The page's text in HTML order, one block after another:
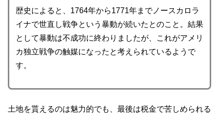
歴史によると、1764年から1771年までノースカロラ
イナで世直し戦争という暴動が続いたとのこと。結果
として暴動は不成功に終わりましたが、これがアメリ
カ独立戦争の触媒になったと考えられているようで
す。
土地を貰えるのは魅力的でも、最後は税金で苦しめられる